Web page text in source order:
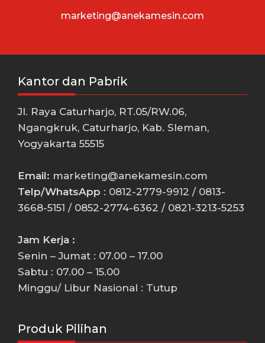
marketing@anekamesin.com
Kantor dan Pabrik
Jl. Raya Caturharjo, RT.05/RW.06,
Ngangkruk, Caturharjo, Kab. Sleman,
Yogyakarta 55515
Email: marketing@anekamesin.com
Telp/WhatsApp : 0812-2779-9912 / 0813-
3668-5151 / 0852-2774-6362 / 0821-3213-5253
Jam Kerja :
Senin – Jumat : 07.00 – 17.00
Sabtu : 07.00 – 15.00
Minggu/ Libur Nasional : Tutup
Produk Pilihan